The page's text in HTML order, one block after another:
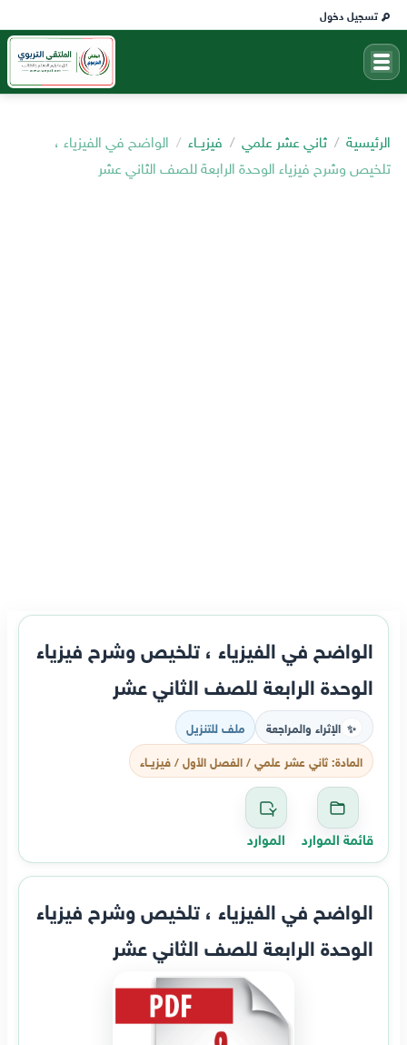
تسجيل دخول
الرئيسية ثاني عشر علمي فيزيــاء
الواضح في الفيزياء ،
تلخيص وشرح فيزياء الوحدة الرابعة للصف الثاني عشر
الواضح في الفيزياء ، تلخيص وشرح فيزياء
الوحدة الرابعة للصف الثاني عشر
✨ الإثراء والمراجعة
ملف للتنزيل
المادة: ثاني عشر علمي / الفصل الأول / فيزيــاء
قائمة الموارد الموارد
الواضح في الفيزياء ، تلخيص وشرح فيزياء
الوحدة الرابعة للصف الثاني عشر